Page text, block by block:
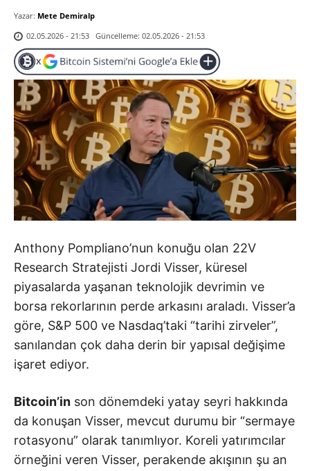
Yazar: Mete Demiralp
02.05.2026 - 21:53 Güncelleme: 02.05.2026 - 21:53
Anthony Pompliano’nun konuğu olan 22V
Research Stratejisti Jordi Visser, küresel
piyasalarda yaşanan teknolojik devrimin ve
borsa rekorlarının perde arkasını araladı. Visser’a
göre, S&P 500 ve Nasdaq’taki “tarihi zirveler”,
sanılandan çok daha derin bir yapısal değişime
işaret ediyor.
Bitcoin’in son dönemdeki yatay seyri hakkında
da konuşan Visser, mevcut durumu bir “sermaye
rotasyonu” olarak tanımlıyor. Koreli yatırımcılar
örneğini veren Visser, perakende akışının şu an